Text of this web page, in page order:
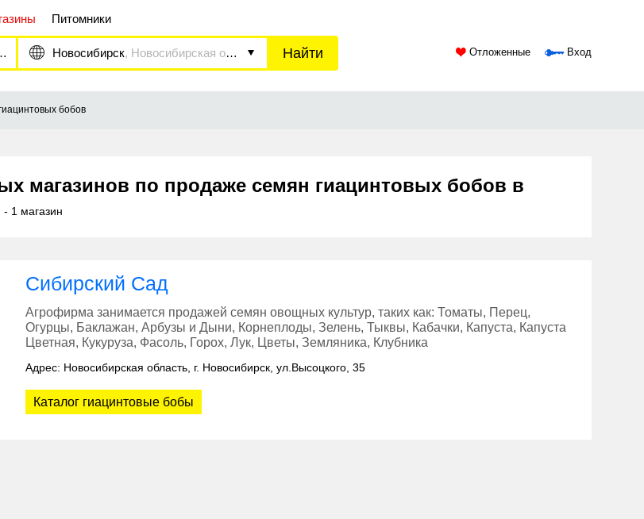
Питомники
Новосибирск, Новосибирская область Найти Отложенные Вход
бобов
магазинов по продаже семян гиацинтовых бобов в
- 1 магазин
Сибирский Сад
Агрофирма занимается продажей семян овощных культур, таких как: Томаты, Перец,
Огурцы, Баклажан, Арбузы и Дыни, Корнеплоды, Зелень, Тыквы, Кабачки, Капуста, Капуста
Цветная, Кукуруза, Фасоль, Горох, Лук, Цветы, Земляника, Клубника
Адрес: Новосибирская область, г. Новосибирск, ул.Высоцкого, 35
Каталог гиацинтовые бобы